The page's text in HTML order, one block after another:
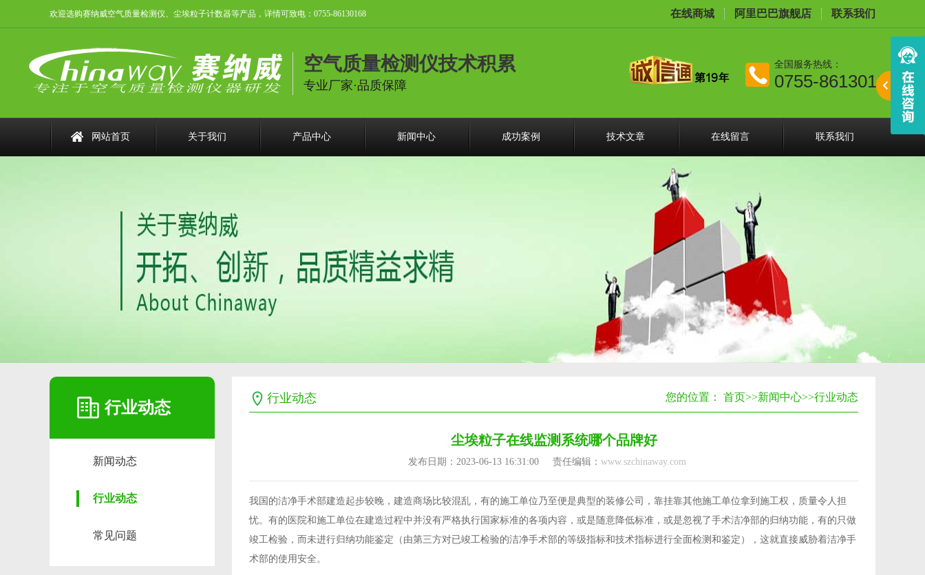
欢迎选购赛纳威空气质量检测仪、尘埃粒子计数器等产品，详情可致电：0755-86130168 在线商城 阿里巴巴旗舰店 联系我们
空气质量检测仪技术积累
专业厂家·品质保障
全国服务热线：
0755-86130168
网站首页 关于我们 产品中心 新闻中心 成功案例 技术文章 在线留言 联系我们
行业动态
新闻动态
行业动态
常见问题
行业动态 您的位置： 首页>>新闻中心>>行业动态
尘埃粒子在线监测系统哪个品牌好
发布日期：2023-06-13 16:31:00 责任编辑： www.szchinaway.com
我国的洁净手术部建造起步较晚，建造商场比较混乱，有的施工单位乃至便是典型的装修公司，靠挂靠其他施工单位拿到施工权，质量令人担
忧。有的医院和施工单位在建造过程中并没有严格执行国家标准的各项内容，或是随意降低标准，或是忽视了手术洁净部的归纳功能，有的只做
竣工检验，而未进行归纳功能鉴定（由第三方对已竣工检验的洁净手术部的等级指标和技术指标进行全面检测和鉴定），这就直接威胁着洁净手
术部的使用安全。